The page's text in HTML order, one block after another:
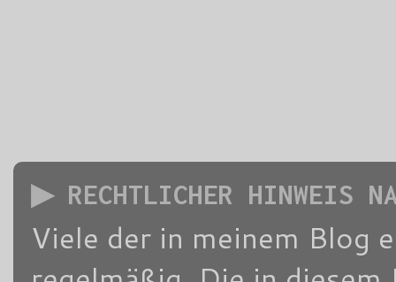
▶ RECHTLICHER HINWEIS
Viele der in meinem Blog